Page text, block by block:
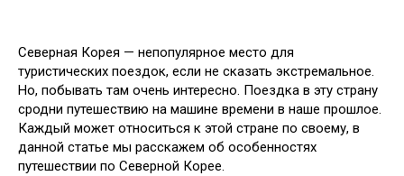
Северная Корея — непопулярное место для
туристических поездок, если не сказать экстремальное.
Но, побывать там очень интересно. Поездка в эту страну
сродни путешествию на машине времени в наше прошлое.
Каждый может относиться к этой стране по своему, в
данной статье мы расскажем об особенностях
путешествии по Северной Корее.